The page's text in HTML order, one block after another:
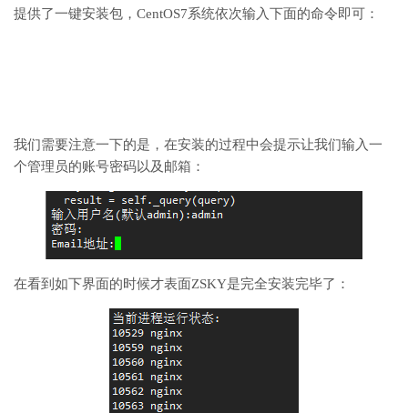
提供了一键安装包，CentOS7系统依次输入下面的命令即可：
我们需要注意一下的是，在安装的过程中会提示让我们输入一
个管理员的账号密码以及邮箱：
在看到如下界面的时候才表面ZSKY是完全安装完毕了：